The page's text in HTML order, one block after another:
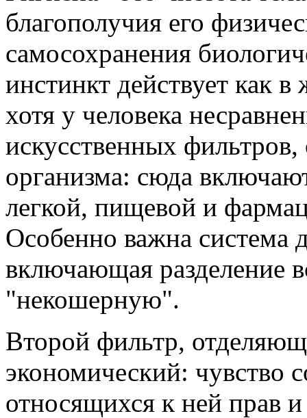
благополучия его
самосохранения
инстинкт действует как
хотя у человека
искусственных
организма: сюда
легкой, пищевой и
Особенно важна система
включающая разделение
"некошерную".
Второй фильтр,
экономический: чувство
относящихся к ней прав